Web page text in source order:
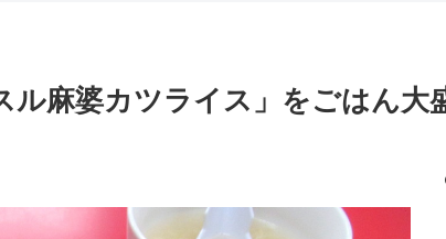
ル麻婆カツライス」をごはん大